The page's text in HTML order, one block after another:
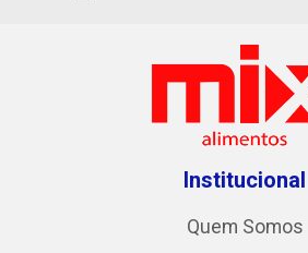
Institucional
Quem Somos